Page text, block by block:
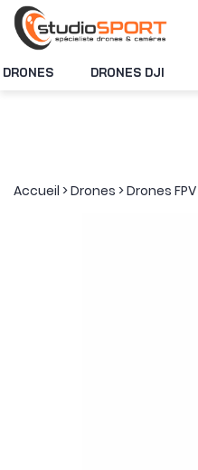
DRONES DRONES DJI
Accueil >Drones >Drones FPV